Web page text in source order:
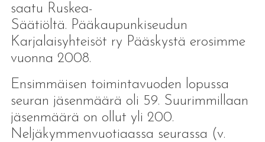
saatu Ruskea-
Säätiöltä. Pääkaupunkiseudun
Karjalaisyhteisöt ry Pääskystä erosimme
vuonna 2008.
Ensimmäisen toimintavuoden lopussa
seuran jäsenmäärä oli 59. Suurimmillaan
jäsenmäärä on ollut yli 200.
Neljäkymmenvuotiaassa seurassa (v.